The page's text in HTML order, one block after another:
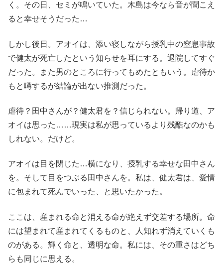
く。その日、セミが鳴いていた。木島は今なら音が聞こえ
ると幸せそうだった…
しかし後日。アオイは、添い寝しながら授乳中の窒息事故
で健太が死亡したという知らせを耳にする。退院してすぐ
だった。また男のところに行ってもめたともいう。虐待か
もと噂するが結論が出ない推測だった。
虐待？田中さんが？健太君を？信じられない。帰り道、ア
オイは思った……現実は私が思っているより残酷なのかも
しれない。だけど。
アオイは目を閉じた…横になり、授乳する幸せな田中さん
を。そして目をつぶる田中さんを。私は、健太君は、愛情
に包まれて死んでいった、と思いたかった。
ここは、産まれる命と消える命が絶えず交差する場所。命
には望まれて産まれてくるものと、人知れず消えていくも
のがある。輝く命と、透明な命。私には、その重さはどち
らも同じに思える。